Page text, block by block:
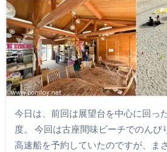
今日は、前回は展望台を中心に回っ
度。 今回は古座間味ビーチでのんび
高速船を予約していたのですが、ま